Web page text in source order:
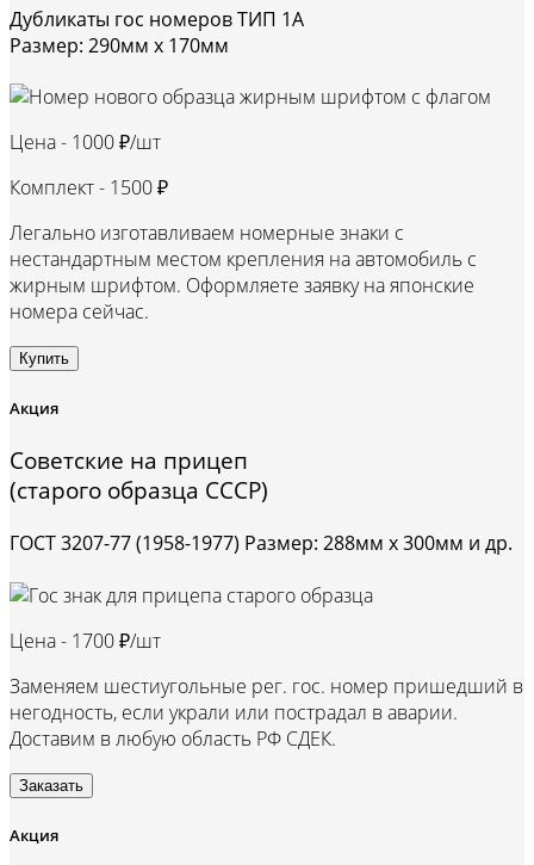
Дубликаты гос номеров ТИП 1А
Размер: 290мм х 170мм
Цена - 1000 ₽/шт
Комплект - 1500 ₽
Легально изготавливаем номерные знаки с
нестандартным местом крепления на автомобиль с
жирным шрифтом. Оформляете заявку на японские
номера сейчас.
Купить
Акция
Советские на прицеп
(старого образца СССР)
ГОСТ 3207-77 (1958-1977) Размер: 288мм х 300мм и др.
Цена - 1700 ₽/шт
Заменяем шестиугольные рег. гос. номер пришедший в
негодность, если украли или пострадал в аварии.
Доставим в любую область РФ СДЕК.
Заказать
Акция